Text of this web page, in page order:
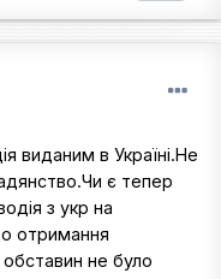
виданим в Україні.Не
є тепер
з укр на
отримання
не було